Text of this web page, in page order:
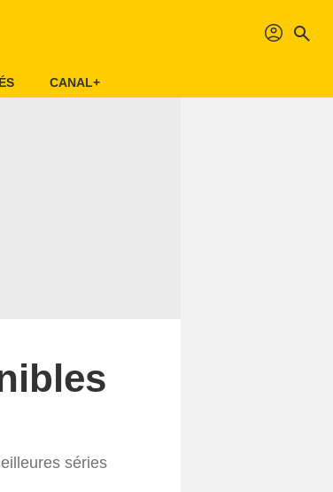
profil search
CANAL+
séries